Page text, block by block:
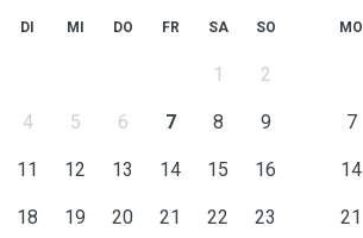
DI MI DO FR SA SO
1 2
4 5 6 7 8 9
11 12 13 14 15 16
18 19 20 21 22 23
MO
7
14
21